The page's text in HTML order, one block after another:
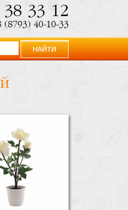
33 12
(8793) 40-10-33
НАЙТИ